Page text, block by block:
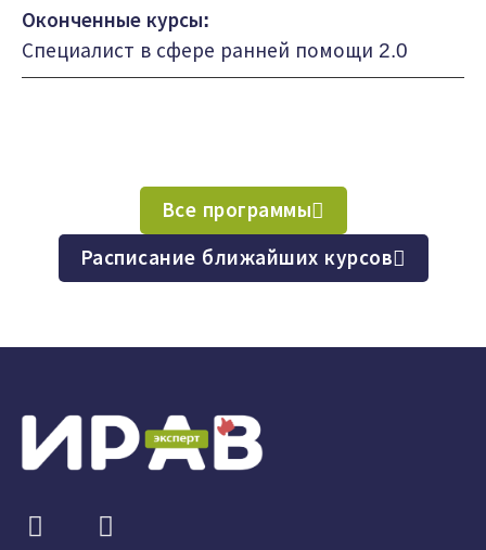
Оконченные курсы:
Специалист в сфере ранней помощи 2.0
Все программы
Расписание ближайших курсов